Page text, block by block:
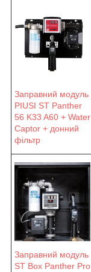
Заправний модуль
PIUSI ST Panther
56 K33 A60 + Water
Captor + донний
фільтр
Заправний модуль
ST Box Panther Pro